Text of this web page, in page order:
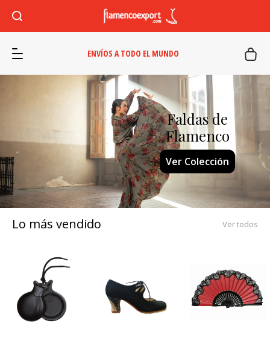
ENVÍOS A TODO EL MUNDO
Flamenco
Ver Colección
Castañuelas
Comprar ahora
Lo más vendido Ver todos